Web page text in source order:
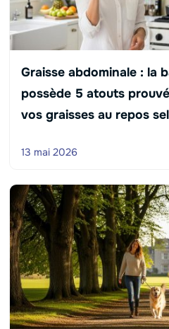
Graisse abdominale : la
possède 5 atouts
vos graisses au repos
13 mai 2026